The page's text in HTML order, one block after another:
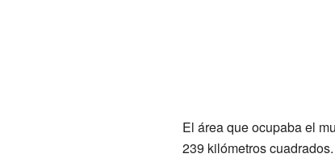
El área que ocupaba el
239 kilómetros